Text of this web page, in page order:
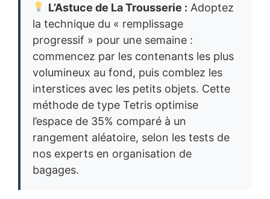
L’Astuce de La Trousserie : Adoptez
la technique du « remplissage
progressif » pour une semaine :
commencez par les contenants les plus
volumineux au fond, puis comblez les
interstices avec les petits objets. Cette
méthode de type Tetris optimise
l’espace de 35% comparé à un
rangement aléatoire, selon les tests de
nos experts en organisation de
bagages.